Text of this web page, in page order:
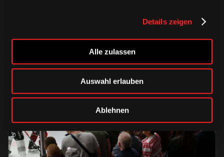
Details zeigen
Alle zulassen
Auswahl erlauben
Ablehnen